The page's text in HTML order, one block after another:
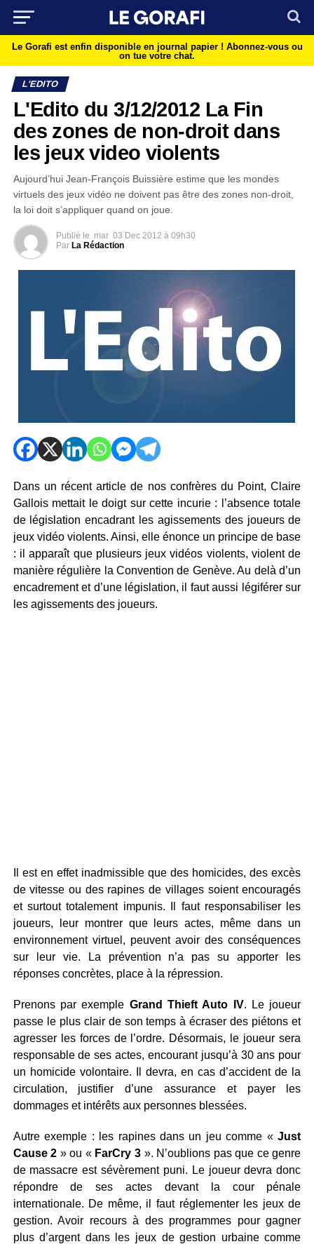
Le Gorafi est enfin disponible en journal papier ! Abonnez-vous ou
on tue votre chat.
L'EDITO
L'Edito du 3/12/2012 La Fin
des zones de non-droit dans
les jeux video violents
Aujourd’hui Jean-François Buissière estime que les mondes
virtuels des jeux vidéo ne doivent pas être des zones non-droit,
la loi doit s’appliquer quand on joue.
Publié le mar 03 Dec 2012 à 09h30
Par La Rédaction
Dans un récent article de nos confrères du Point, Claire
Gallois mettait le doigt sur cette incurie : l’absence totale
de législation encadrant les agissements des joueurs de
jeux vidéo violents. Ainsi, elle énonce un principe de base
: il apparaît que plusieurs jeux vidéos violents, violent de
manière régulière la Convention de Genève. Au delà d’un
encadrement et d’une législation, il faut aussi légiférer sur
les agissements des joueurs.
Il est en effet inadmissible que des homicides, des excès
de vitesse ou des rapines de villages soient encouragés
et surtout totalement impunis. Il faut responsabiliser les
joueurs, leur montrer que leurs actes, même dans un
environnement virtuel, peuvent avoir des conséquences
sur leur vie. La prévention n’a pas su apporter les
réponses concrètes, place à la répression.
Prenons par exemple Grand Thieft Auto IV. Le joueur
passe le plus clair de son temps à écraser des piétons et
agresser les forces de l’ordre. Désormais, le joueur sera
responsable de ses actes, encourant jusqu’à 30 ans pour
un homicide volontaire. Il devra, en cas d’accident de la
circulation, justifier d’une assurance et payer les
dommages et intérêts aux personnes blessées.
Autre exemple : les rapines dans un jeu comme «Just
Cause 2 » ou «FarCry 3 ». N’oublions pas que ce genre
de massacre est sévèrement puni. Le joueur devra donc
répondre de ses actes devant la cour pénale
internationale. De même, il faut réglementer les jeux de
gestion. Avoir recours à des programmes pour gagner
plus d’argent dans les jeux de gestion urbaine comme